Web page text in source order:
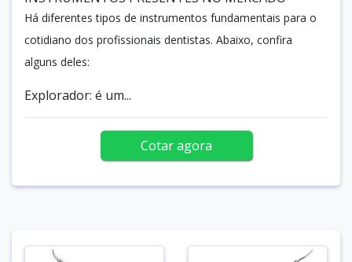
Há diferentes tipos de instrumentos fundamentais para o
cotidiano dos profissionais dentistas. Abaixo, confira
alguns deles:
Explorador: é um...
Cotar agora